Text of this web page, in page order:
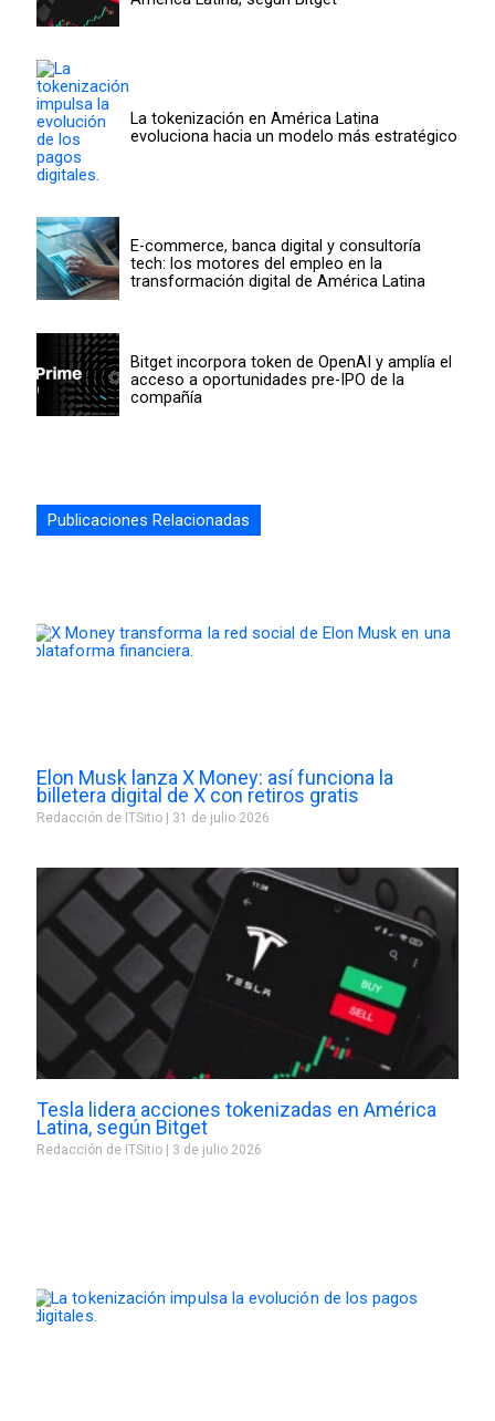
La tokenización en América Latina
evoluciona hacia un modelo más estratégico
E-commerce, banca digital y consultoría
tech: los motores del empleo en la
transformación digital de América Latina
Bitget incorpora token de OpenAI y amplía el
acceso a oportunidades pre-IPO de la
compañía
Publicaciones Relacionadas
Elon Musk lanza X Money: así funciona la
billetera digital de X con retiros gratis
Redacción de ITSitio 31 de julio 2026
Tesla lidera acciones tokenizadas en América
Latina, según Bitget
Redacción de ITSitio 3 de julio 2026